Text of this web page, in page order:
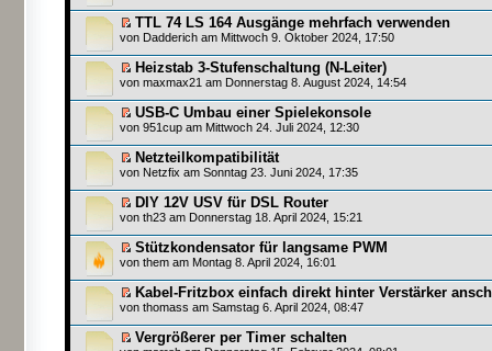
TTL 74 LS 164 Ausgänge mehrfach verwenden
von Dadderich am Mittwoch 9. Oktober 2024, 17:50
Heizstab 3-Stufenschaltung (N-Leiter)
von maxmax21 am Donnerstag 8. August 2024, 14:54
USB-C Umbau einer Spielekonsole
von 951cup am Mittwoch 24. Juli 2024, 12:30
Netzteilkompatibilität
von Netzfix am Sonntag 23. Juni 2024, 17:35
DIY 12V USV für DSL Router
von th23 am Donnerstag 18. April 2024, 15:21
Stützkondensator für langsame PWM
von them am Montag 8. April 2024, 16:01
Kabel-Fritzbox einfach direkt hinter Verstärker
von thomass am Samstag 6. April 2024, 08:47
Vergrößerer per Timer schalten